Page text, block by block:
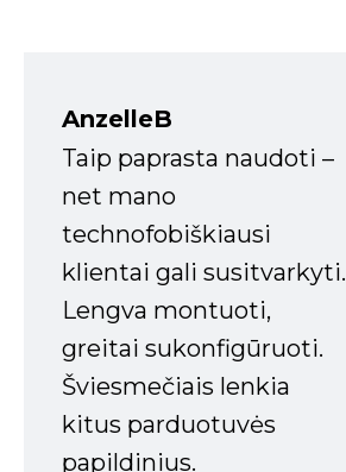
AnzelleB
Taip paprasta naudoti –
net mano
technofobiškiausi
klientai gali susitvarkyti.
Lengva montuoti,
greitai sukonfigūruoti.
Šviesmečiais lenkia
kitus parduotuvės
papildinius.